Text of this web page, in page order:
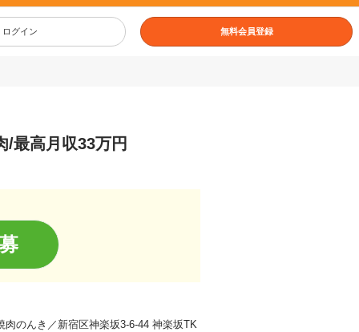
ログイン 無料会員登録
/最高月収33万円
のんき／新宿区神楽坂3-6-44 神楽坂TK